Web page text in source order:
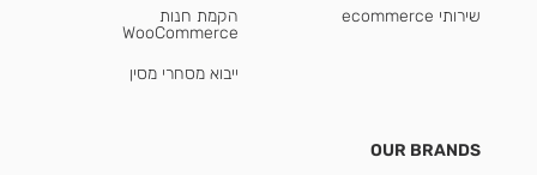
שירותי ecommerce
הקמת חנות
WooCommerce
ייבוא מסחרי מסין
OUR BRANDS